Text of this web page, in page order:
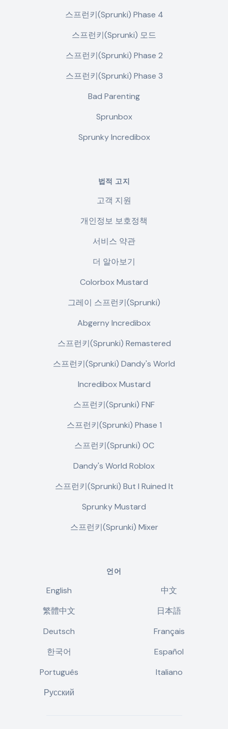
스프런키(Sprunki) Phase 4
스프런키(Sprunki) 모드
스프런키(Sprunki) Phase 2
스프런키(Sprunki) Phase 3
Bad Parenting
Sprunbox
Sprunky Incredibox
법적 고지
고객 지원
개인정보 보호정책
서비스 약관
더 알아보기
Colorbox Mustard
그레이 스프런키(Sprunki)
Abgerny Incredibox
스프런키(Sprunki) Remastered
스프런키(Sprunki) Dandy's World
Incredibox Mustard
스프런키(Sprunki) FNF
스프런키(Sprunki) Phase 1
스프런키(Sprunki) OC
Dandy's World Roblox
스프런키(Sprunki) But I Ruined It
Sprunky Mustard
스프런키(Sprunki) Mixer
언어
English
中文
繁體中文
日本語
Deutsch
Français
한국어
Español
Português
Italiano
Русский